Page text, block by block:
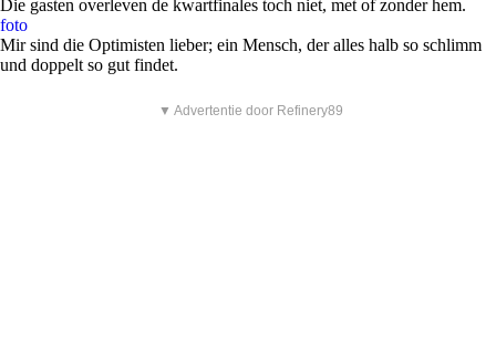
Die gasten overleven de kwartfinales toch niet, met of zonder hem.
foto
Mir sind die Optimisten lieber; ein Mensch, der alles halb so schlimm
und doppelt so gut findet.
▼ Advertentie door Refinery89